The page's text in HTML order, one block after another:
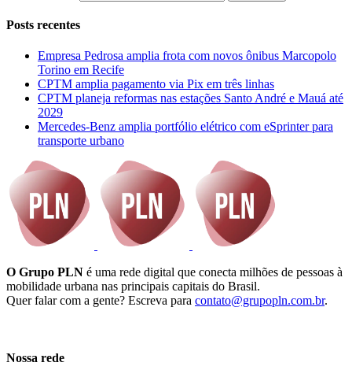
Posts recentes
Empresa Pedrosa amplia frota com novos ônibus Marcopolo
Torino em Recife
CPTM amplia pagamento via Pix em três linhas
CPTM planeja reformas nas estações Santo André e Mauá até
2029
Mercedes-Benz amplia portfólio elétrico com eSprinter para
transporte urbano
O Grupo PLN é uma rede digital que conecta milhões de pessoas à
mobilidade urbana nas principais capitais do Brasil.
Quer falar com a gente? Escreva para contato@grupopln.com.br.
Nossa rede